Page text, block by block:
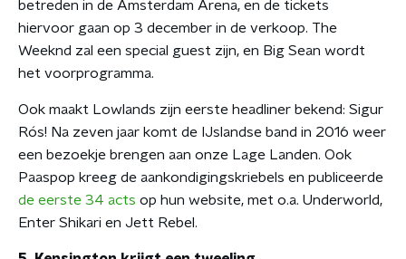
betreden in de Amsterdam Arena, en de tickets
hiervoor gaan op 3 december in de verkoop. The
Weeknd zal een special guest zijn, en Big Sean wordt
het voorprogramma.
Ook maakt Lowlands zijn eerste headliner bekend: Sigur
Rós! Na zeven jaar komt de IJslandse band in 2016 weer
een bezoekje brengen aan onze Lage Landen. Ook
Paaspop kreeg de aankondigingskriebels en publiceerde
de eerste 34 acts op hun website, met o.a. Underworld,
Enter Shikari en Jett Rebel.